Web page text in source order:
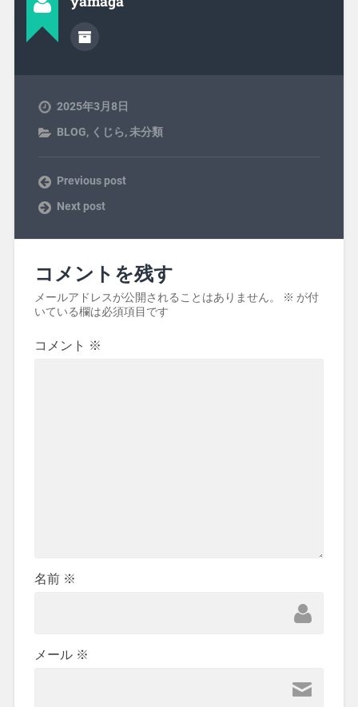
2025年3月8日
BLOG, くじら, 未分類
Previous post
Next post
コメントを残す
メールアドレスが公開されることはありません。 ※ が付
いている欄は必須項目です
コメント ※
名前 ※
メール ※